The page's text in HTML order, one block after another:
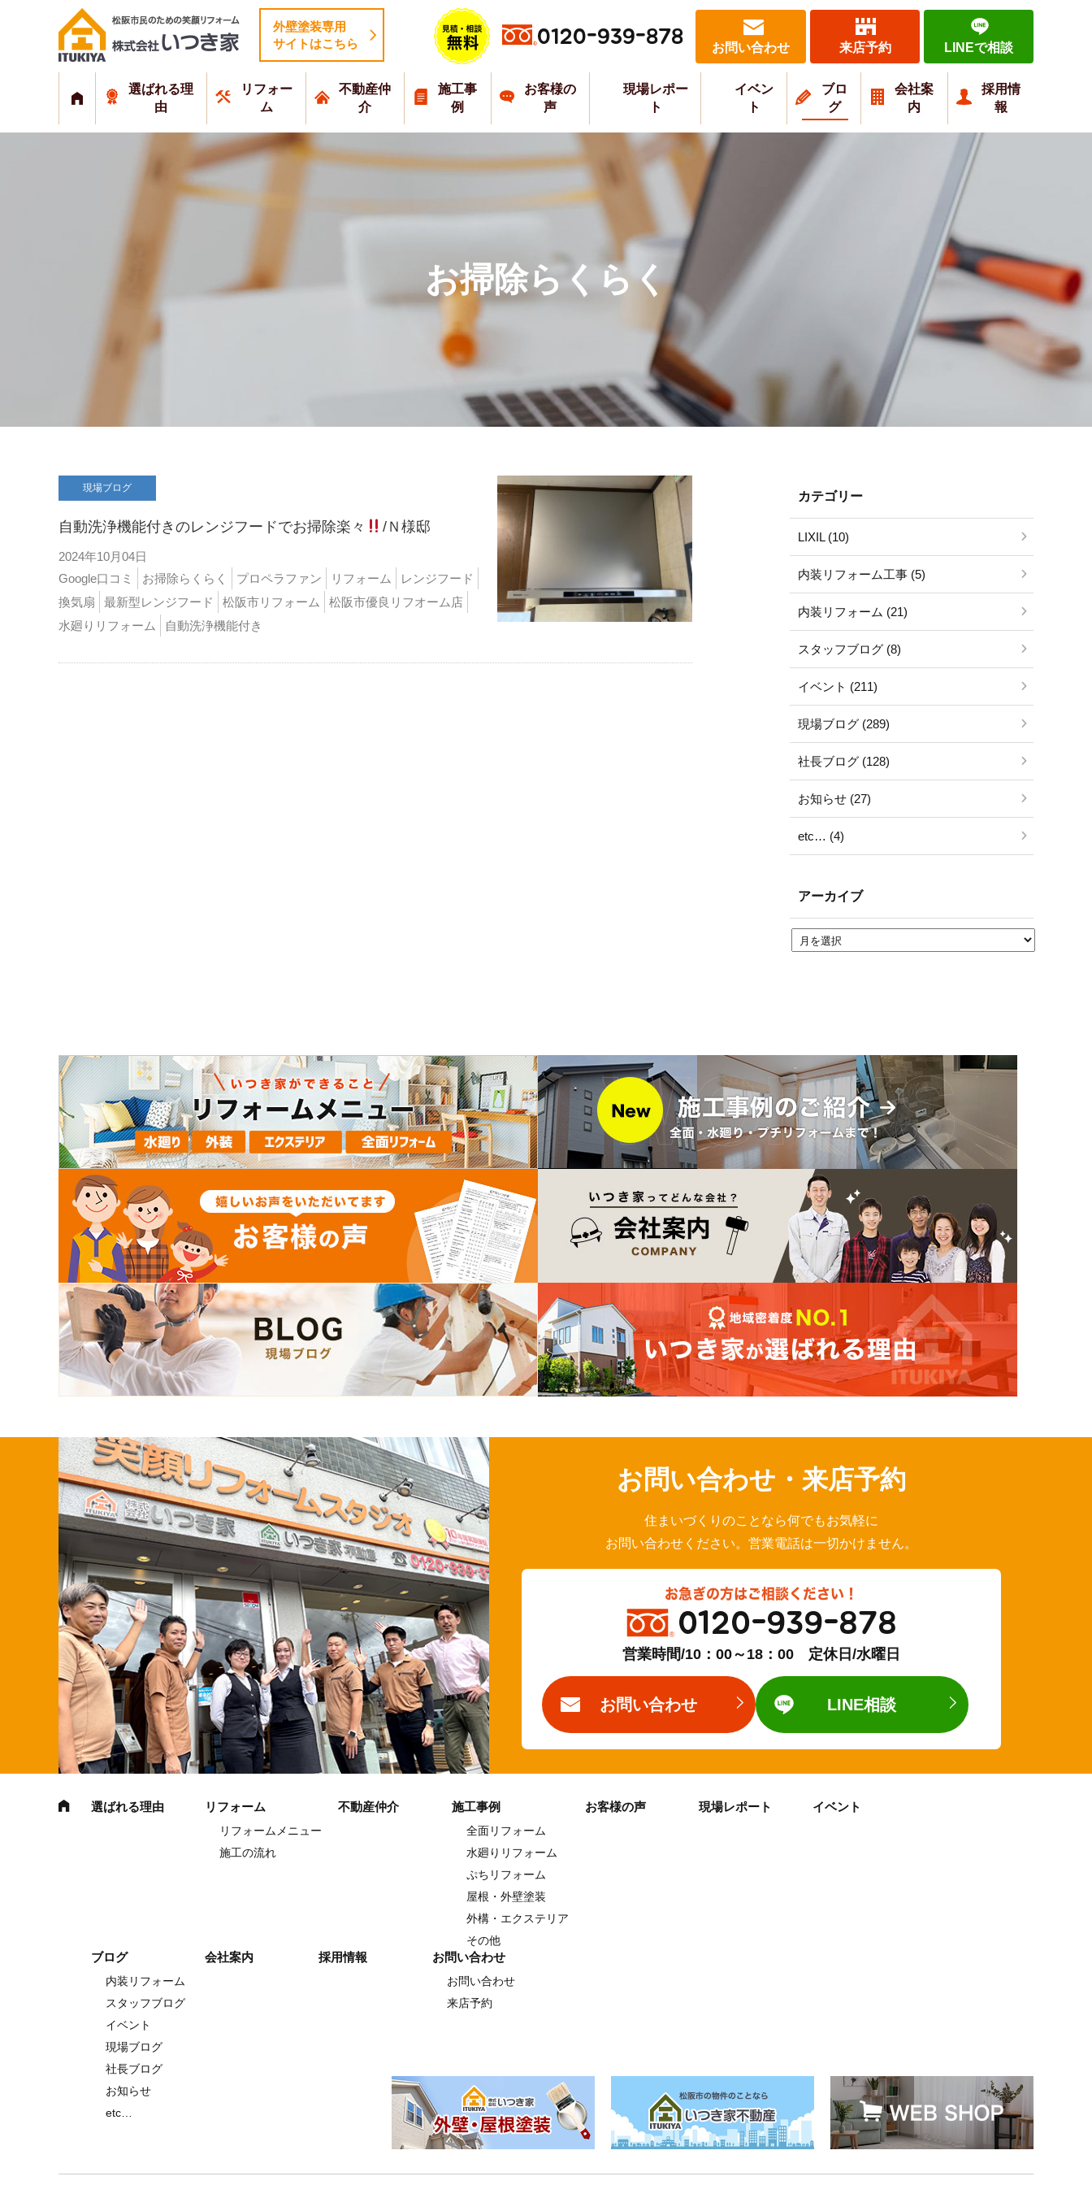
外壁塗装専用
サイトはこちら
0120-939-878 お問い合わせ 来店予約 LINEで相談
選ばれる理
由
リフォー
ム
不動産仲
介
施工事
例
お客様の
声
現場レポー
ト
イベン
ト
ブロ
グ
会社案
内
採用情
報
お掃除らくらく
現場ブログ
自動洗浄機能付きのレンジフードでお掃除楽々 /Ｎ様邸
2024年10月04日
Google口コミ
お掃除らくらく プロペラファン リフォーム
レンジフード
換気扇
最新型レンジフード 松阪市リフォーム
松阪市優良リフオーム店
水廻りリフォーム
自動洗浄機能付き
カテゴリー
LIXIL (10)
内装リフォーム工事 (5)
内装リフォーム (21)
スタッフブログ (8)
イベント (211)
現場ブログ (289)
社長ブログ (128)
お知らせ (27)
etc… (4)
アーカイブ
お問い合わせ・来店予約
住まいづくりのことなら何でもお気軽に
お問い合わせください。営業電話は一切かけません。
お急ぎの方はご相談ください！
0120-939-878
営業時間/10：00～18：00 定休日/水曜日
お問い合わせ LINE相談
選ばれる理由 リフォーム
リフォームメニュー
施工の流れ
不動産仲介 施工事例
全面リフォーム
水廻りリフォーム
ぷちリフォーム
屋根・外壁塗装
外構・エクステリア
その他
お客様の声 現場レポート イベント
ブログ
内装リフォーム
スタッフブログ
イベント
現場ブログ
社長ブログ
お知らせ
etc…
会社案内 採用情報 お問い合わせ
お問い合わせ
来店予約